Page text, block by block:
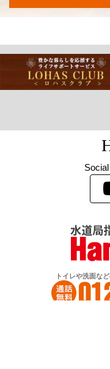
トイレや洗面な